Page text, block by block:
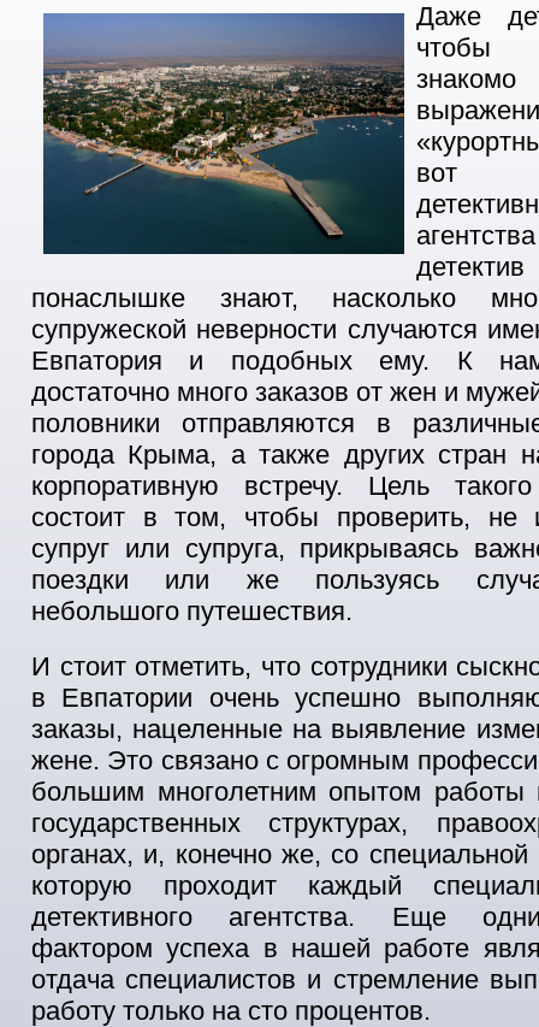
Даже
чтобы
вот
понаслышке знают, насколько
супружеской неверности случаются
Евпатория и подобных ему. К нам
достаточно много заказов от жен и
половники отправляются в
города Крыма, а также других стран
корпоративную встречу. Цель
состоит в том, чтобы проверить, не
супруг или супруга, прикрываясь
поездки или же пользуясь
небольшого путешествия.
И стоит отметить, что сотрудники
в Евпатории очень успешно
заказы, нацеленные на выявление
жене. Это связано с огромным
большим многолетним опытом работы
государственных структурах,
органах, и, конечно же, со специальной
которую проходит каждый
детективного агентства. Еще
фактором успеха в нашей работе
отдача специалистов и стремление
работу только на сто процентов.